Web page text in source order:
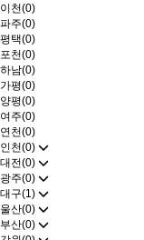
이천(0)
파주(0)
평택(0)
포천(0)
하남(0)
가평(0)
양평(0)
여주(0)
연천(0)
인천(0)
대전(0)
광주(0)
대구(1)
울산(0)
부산(0)